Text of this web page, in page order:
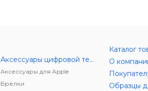
Аксессуары цифровой техники
Аксессуары для Apple
Брелки
Каталог
О
Образцы